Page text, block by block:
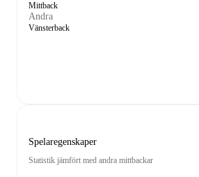
Mittback
Andra
Vänsterback
Spelaregenskaper
Statistik jämfört med andra mittbackar